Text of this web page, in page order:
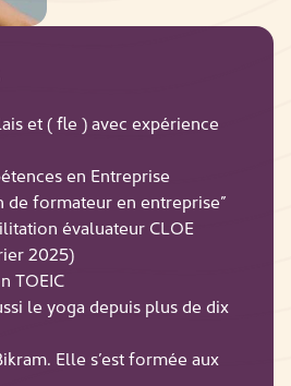
et ( fle ) avec expérience
en Entreprise
de formateur en entreprise”
évaluateur CLOE
2025)
TOEIC
le yoga depuis plus de dix
Elle s’est formée aux